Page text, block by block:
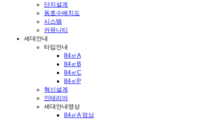
단지설계
동호수배치도
시스템
커뮤니티
세대안내
타입안내
84㎡A
84㎡B
84㎡C
84㎡P
혁신설계
인테리어
세대안내영상
84㎡A 영상